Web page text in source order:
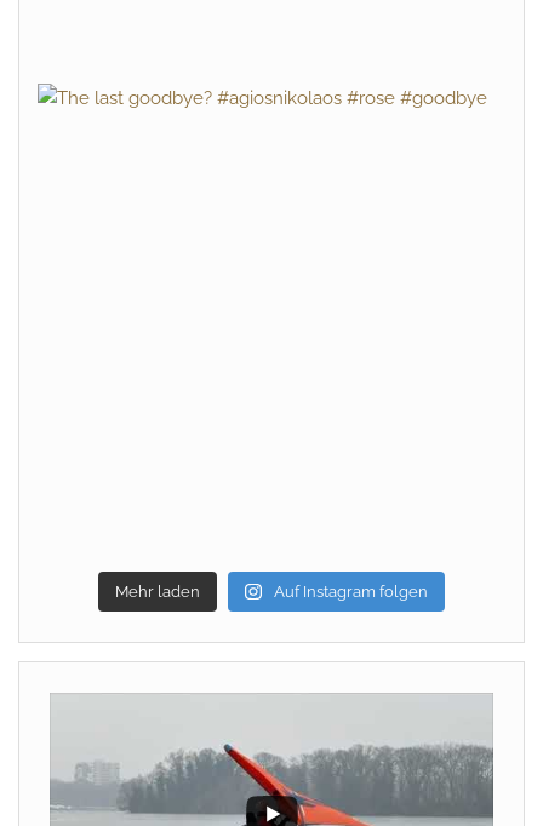
Mehr laden Auf Instagram folgen